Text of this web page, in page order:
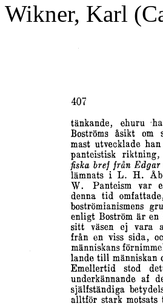
Wikner, Karl